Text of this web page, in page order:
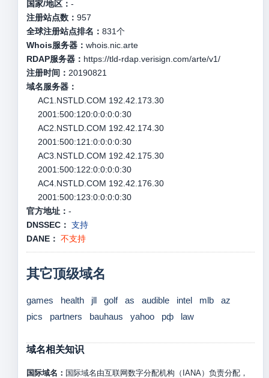
国家/地区： -
注册站点数： 957
全球注册站点排名： 831个
Whois服务器： whois.nic.arte
RDAP服务器： https://tld-rdap.verisign.com/arte/v1/
注册时间： 20190821
域名服务器：
AC1.NSTLD.COM 192.42.173.30
2001:500:120:0:0:0:0:30
AC2.NSTLD.COM 192.42.174.30
2001:500:121:0:0:0:0:30
AC3.NSTLD.COM 192.42.175.30
2001:500:122:0:0:0:0:30
AC4.NSTLD.COM 192.42.176.30
2001:500:123:0:0:0:0:30
官方地址： -
DNSSEC： 支持
DANE： 不支持
其它顶级域名
games health jll golf as audible intel mlb
az
pics
partners bauhaus yahoo рф law
域名相关知识
国际域名： 国际域名由互联网数字分配机构（IANA）负责分配，